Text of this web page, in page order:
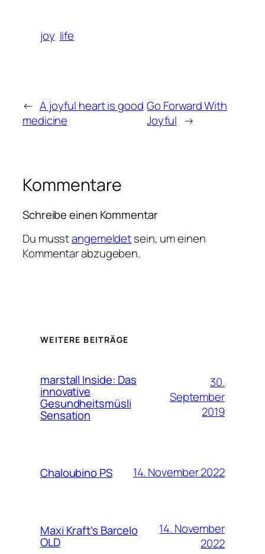
joy life
← A joyful heart is good
medicine
Go Forward With
Joyful →
Kommentare
Schreibe einen Kommentar
Du musstangemeldetsein, um einen
Kommentar abzugeben.
WEITERE BEITRÄGE
marstall Inside: Das
innovative
Gesundheitsmüsli
Sensation
30.
September
2019
Chaloubino PS 14. November 2022
Maxi Kraft’s Barcelo
OLD
14. November
2022